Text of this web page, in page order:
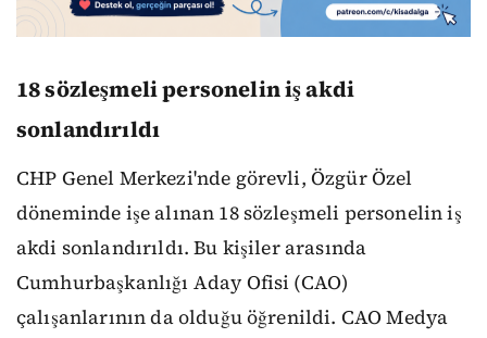
18 sözleşmeli personelin iş akdi
sonlandırıldı
CHP Genel Merkezi'nde görevli, Özgür Özel
döneminde işe alınan 18 sözleşmeli personelin iş
akdi sonlandırıldı. Bu kişiler arasında
Cumhurbaşkanlığı Aday Ofisi (CAO)
çalışanlarının da olduğu öğrenildi. CAO Medya